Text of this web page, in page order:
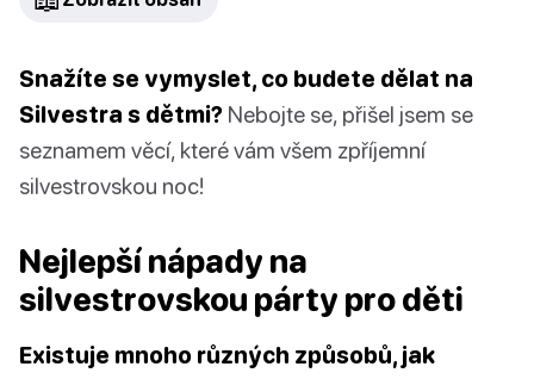
Snažíte se vymyslet, co budete dělat na
Silvestra s dětmi? Nebojte se, přišel jsem se
seznamem věcí, které vám všem zpříjemní
silvestrovskou noc!
Nejlepší nápady na
silvestrovskou párty pro děti
Existuje mnoho různých způsobů, jak